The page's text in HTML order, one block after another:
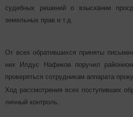
судебных решений о взыскании
земельных прав и т.д.
От всех обратившихся приняты
них Илдус Нафиков поручил
проверяться сотрудникам аппарата
Ход рассмотрения всех поступивших
личный контроль.